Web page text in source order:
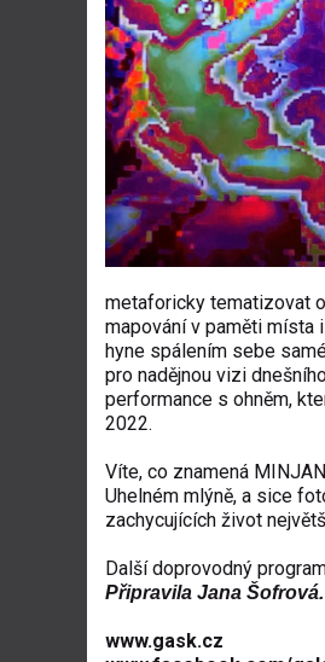
metaforicky tematizovat
mapování v paměti místa
hyne spálením sebe
pro nadějnou vizi
performance s ohněm,
2022.
Víte, co znamená
Uhelném mlýně, a sice
zachycujících život
Další doprovodný
Připravila Jana Šofrová.
www.gask.cz